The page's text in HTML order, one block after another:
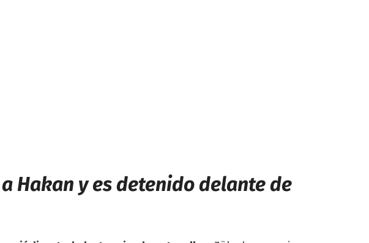
Hakan y es detenido delante de